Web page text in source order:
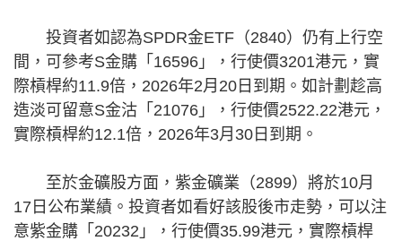
投資者如認為SPDR金ETF（2840）仍有上行空
間，可參考S金購「16596」，行使價3201港元，實
際槓桿約11.9倍，2026年2月20日到期。如計劃趁高
造淡可留意S金沽「21076」，行使價2522.22港元，
實際槓桿約12.1倍，2026年3月30日到期。
至於金礦股方面，紫金礦業（2899）將於10月
17日公布業績。投資者如看好該股後市走勢，可以注
意紫金購「20232」，行使價35.99港元，實際槓桿